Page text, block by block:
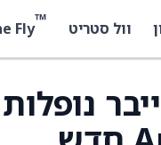
וול סטריט ™
Fly